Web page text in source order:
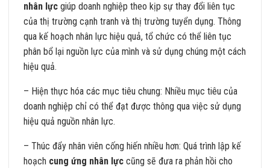
nhân lực giúp doanh nghiệp theo kịp sự thay đổi liên tục
của thị trường cạnh tranh và thị trường tuyển dụng. Thông
qua kế hoạch nhân lực hiệu quả, tổ chức có thể liên tục
phân bổ lại nguồn lực của mình và sử dụng chúng một cách
hiệu quả.
– Hiện thực hóa các mục tiêu chung: Nhiều mục tiêu của
doanh nghiệp chỉ có thể đạt được thông qua việc sử dụng
hiệu quả nguồn nhân lực.
– Thúc đẩy nhân viên cống hiến nhiều hơn: Quá trình lập kế
hoạch cung ứng nhân lực cũng sẽ đưa ra phản hồi cho